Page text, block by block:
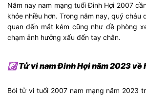
Năm nay nam mạng tuổi Đinh Hợi 2007
khỏe nhiều hơn. Trong năm nay, quý cháu
quan đến mắt kém cũng như đề phòng
chạm ảnh hưởng xấu đến tay chân.
☯ Tử vi nam Đinh Hợi năm 2023 về
Bói tử vi tuổi 2007 nam mạng năm 2023